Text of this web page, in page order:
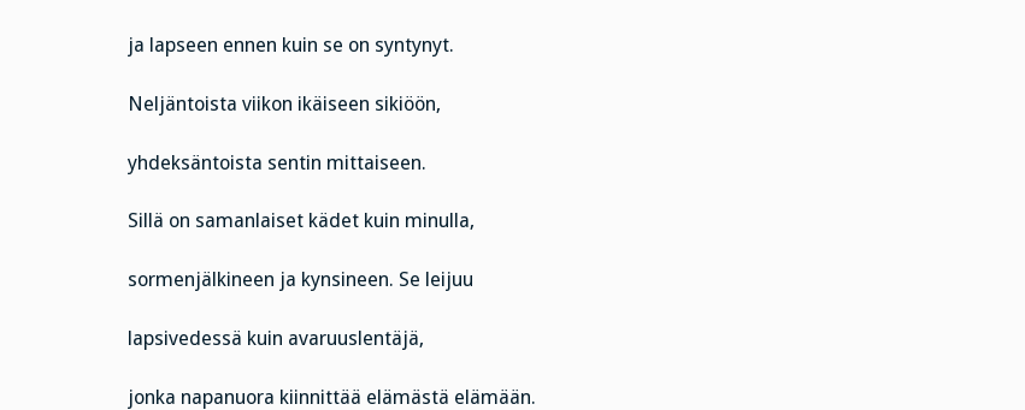
ja lapseen ennen kuin se on syntynyt.
Neljäntoista viikon ikäiseen sikiöön,
yhdeksäntoista sentin mittaiseen.
Sillä on samanlaiset kädet kuin minulla,
sormenjälkineen ja kynsineen. Se leijuu
lapsivedessä kuin avaruuslentäjä,
jonka napanuora kiinnittää elämästä elämään.